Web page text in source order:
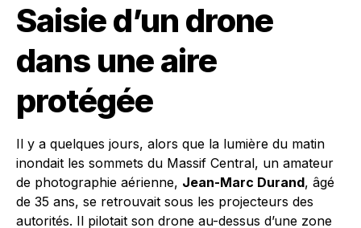
Saisie d’un drone
dans une aire
protégée
Il y a quelques jours, alors que la lumière du matin
inondait les sommets du Massif Central, un amateur
de photographie aérienne, Jean-Marc Durand, âgé
de 35 ans, se retrouvait sous les projecteurs des
autorités. Il pilotait son drone au-dessus d’une zone